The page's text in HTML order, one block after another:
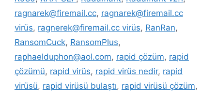
ragnarek@firemail.cc, ragnarek@firemail.cc
virüs, ragnerek@firemail.cc virüs, RanRan,
RansomCuck, RansomPlus,
raphaelduphon@aol.com, rapid çözüm, rapid
çözümü, rapid virüs, rapid virüs nedir, rapid
virüsü, rapid virüsü bulaştı, rapid virüsü çözüm,